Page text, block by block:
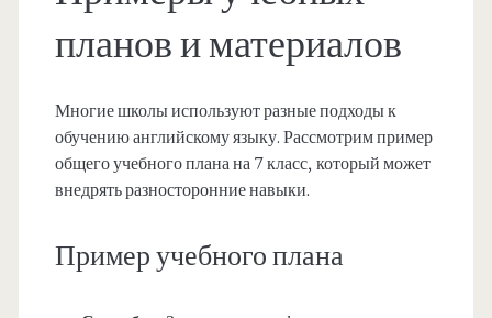
планов и материалов
Многие школы используют разные подходы к
обучению английскому языку. Рассмотрим пример
общего учебного плана на 7 класс, который может
внедрять разносторонние навыки.
Пример учебного плана